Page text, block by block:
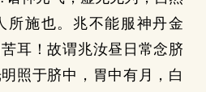
所施也。兆不能服神丹金
耳！故谓兆汝昼日常念脐
照于脐中，胃中有月，白